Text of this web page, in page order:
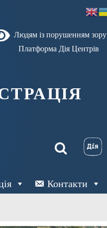
Людям із порушенням зору
Платформа Дія Центрів
Контакти